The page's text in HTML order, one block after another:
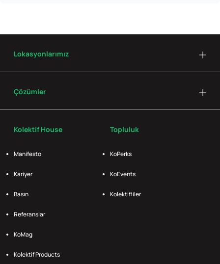
Kolektif House
Manifesto
Kariyer
Basın
Referanslar
KoMag
Kolektif Products
Topluluk
KoPerks
KoEvents
Kolektifliler
Lokasyonlarımız
Çözümler